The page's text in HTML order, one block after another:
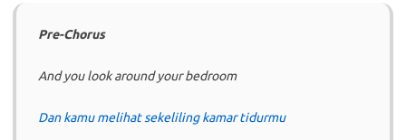
Pre-Chorus
And you look around your bedroom
Dan kamu melihat sekeliling kamar tidurmu